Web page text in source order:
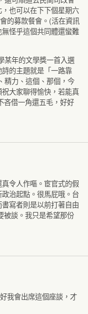
也可以在下下個星期六
的募款餐會。(活在資訊
怪乎這個共同體還蠻難
某年的文學獎一首入選
的主題就是「一路靠
力、這個、那個，今
大家聊得愉快，若能真
吝借一角還五毛，好好
令人作嘔。宦官式的假
治起點。很馬屁哦。台
寫者則是以前打著自由
被談。我只是希望那份
我會出席這個座談，才